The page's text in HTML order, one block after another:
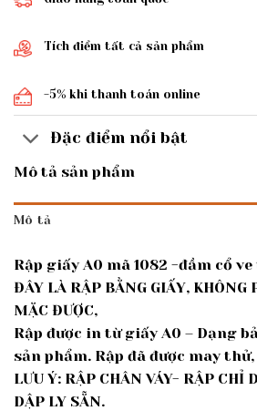
Tích điểm tất cả sản phẩm
-5% khi thanh toán online
Đặc điểm nổi bật
Mô tả sản phẩm
Mô tả
Rập giấy A0 mã 1082 -đầm cổ
ĐÂY LÀ RẬP BẰNG GIẤY, KHÔNG
MẶC ĐƯỢC,
Rập được in từ giấy A0 – Dạng
sản phẩm. Rập đã được may
LƯU Ý: RẬP CHÂN VÁY- RẬP CHỈ
DẬP LY SẴN.